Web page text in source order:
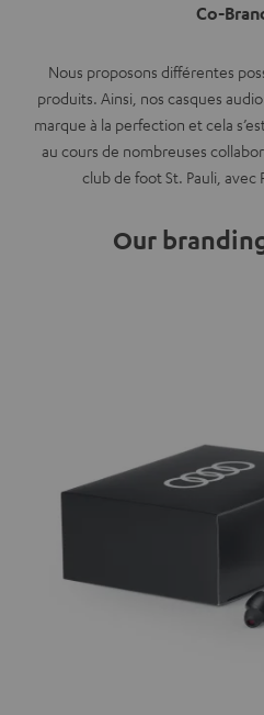
Co-
Nous proposons différentes
produits. Ainsi, nos casques
marque à la perfection et cela
au cours de nombreuses
club de foot St. Pauli, avec
Our